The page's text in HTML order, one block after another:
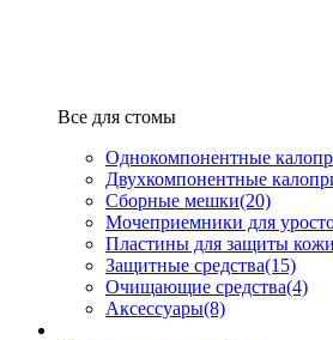
Все для стомы
Однокомпонентные
Двухкомпонентные
Сборные мешки(20)
Мочеприемники для
Пластины для защиты кожи
Защитные средства(15)
Очищающие средства(4)
Аксессуары(8)